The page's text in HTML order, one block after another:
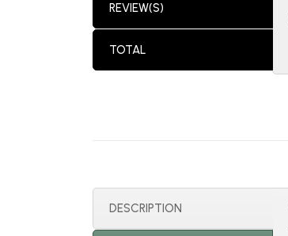
REVIEW(S)
TOTAL
DESCRIPTION